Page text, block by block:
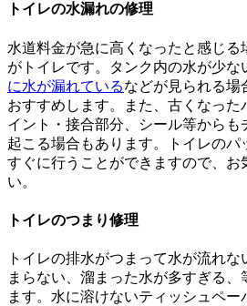
トイレの水漏れの修理
水道料金が急に高くなったと感じ
がトイレです。タンク内の水が少な
に水が漏れているなどが見られる場
おすすめします。また、古くなった
イント・接合部分、シール等から
起こる場合もあります。トイレのパ
すぐに行うことができますので、お
い。
トイレのつまり修理
トイレの排水がつまって水が流れ
まらない、溜まった水が多すぎる
ます。水に溶けないティッシュペー